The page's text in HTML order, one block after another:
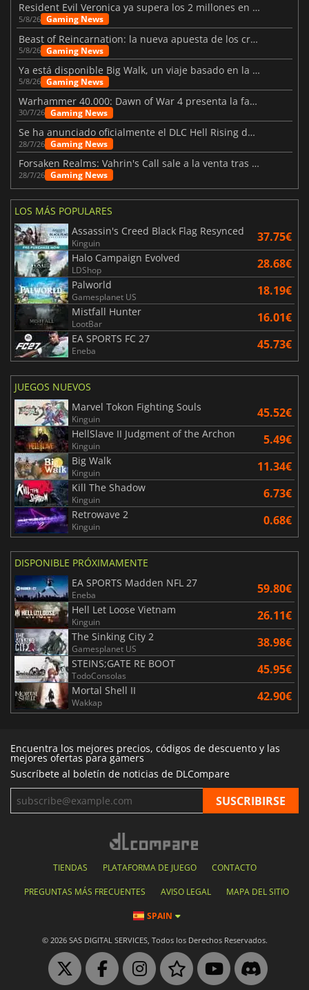
Resident Evil Veronica ya supera los 2 millones en listas de deseados
5/8/26 Gaming News
Beast of Reincarnation: la nueva apuesta de los creadores de Pokémon
5/8/26 Gaming News
Ya está disponible Big Walk, un viaje basado en la amistad
5/8/26 Gaming News
Warhammer 40.000: Dawn of War 4 presenta la facción de los Necrones
30/7/26 Gaming News
Se ha anunciado oficialmente el DLC Hell Rising de Nioh 3
28/7/26 Gaming News
Forsaken Realms: Vahrin's Call sale a la venta tras una década
28/7/26 Gaming News
LOS MÁS POPULARES
Assassin's Creed Black Flag Resynced
Kinguin 37.75€
Halo Campaign Evolved
LDShop 28.68€
Palworld
Gamesplanet US 18.19€
Mistfall Hunter
LootBar 16.01€
EA SPORTS FC 27
Eneba 45.73€
JUEGOS NUEVOS
Marvel Tokon Fighting Souls
Kinguin 45.52€
HellSlave II Judgment of the Archon
Kinguin 5.49€
Big Walk
Kinguin 11.34€
Kill The Shadow
Kinguin 6.73€
Retrowave 2
Kinguin 0.68€
DISPONIBLE PRÓXIMAMENTE
EA SPORTS Madden NFL 27
Eneba 59.80€
Hell Let Loose Vietnam
Kinguin 26.11€
The Sinking City 2
Gamesplanet US 38.98€
STEINS;GATE RE BOOT
TodoConsolas 45.95€
Mortal Shell II
Wakkap 42.90€
Encuentra los mejores precios, códigos de descuento y las
mejores ofertas para gamers
Suscríbete al boletín de noticias de DLCompare
TIENDAS PLATAFORMA DE JUEGO CONTACTO
PREGUNTAS MÁS FRECUENTES AVISO LEGAL MAPA DEL SITIO
SPAIN
© 2026 SAS DIGITAL SERVICES, Todos los Derechos Reservados.